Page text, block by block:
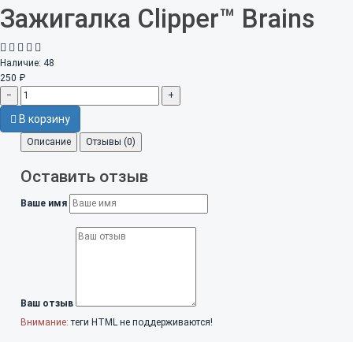
Зажигалка Clipper™ Brains
Наличие: 48
250 ₽
−
+
В корзину
Описание Отзывы (0)
Оставить отзыв
Ваше имя
Ваш отзыв
Внимание: теги HTML не поддерживаются!